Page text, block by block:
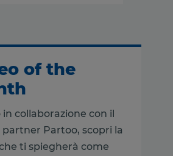
of the
in collaborazione con il
Partoo, scopri la
ti spiegherà come